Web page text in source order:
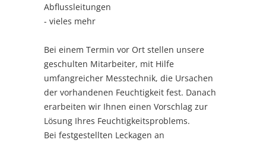
Abflussleitungen
- vieles mehr
Bei einem Termin vor Ort stellen unsere
geschulten Mitarbeiter, mit Hilfe
umfangreicher Messtechnik, die Ursachen
der vorhandenen Feuchtigkeit fest. Danach
erarbeiten wir Ihnen einen Vorschlag zur
Lösung Ihres Feuchtigkeitsproblems.
Bei festgestellten Leckagen an